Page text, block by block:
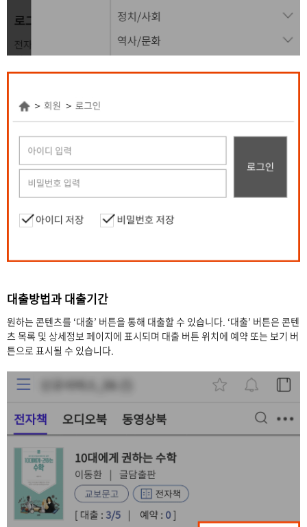
대출방법과 대출기간
원하는 콘텐츠를 ‘대출’ 버튼을 통해 대출할 수 있습니다. ‘대출’ 버튼은 콘텐
츠 목록 및 상세정보 페이지에 표시되며 대출 버튼 위치에 예약 또는 보기 버
튼으로 표시될 수 있습니다.